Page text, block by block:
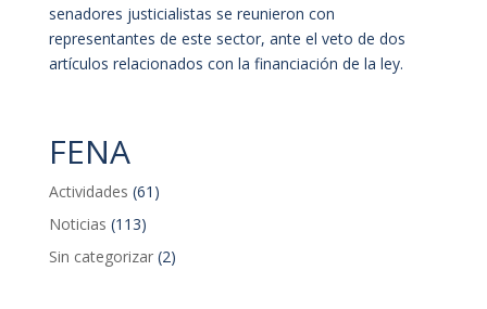
senadores justicialistas se reunieron con
representantes de este sector, ante el veto de dos
artículos relacionados con la financiación de la ley.
FENA
Actividades (61)
Noticias (113)
Sin categorizar(2)